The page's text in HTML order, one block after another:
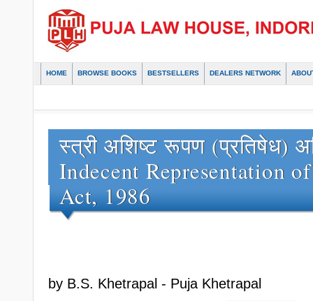
HOME BROWSE BOOKS BESTSELLERS DEALERS NETWORK
स्त्री अशिष्ट रूपण (प्रतिषेध)
Indecent Representation
Act, 1986
by B.S. Khetrapal - Puja Khetrapal